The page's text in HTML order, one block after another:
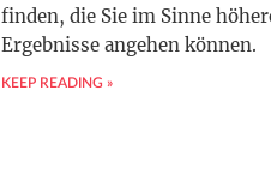
finden, die Sie im Sinne
Ergebnisse angehen können.
KEEP READING »